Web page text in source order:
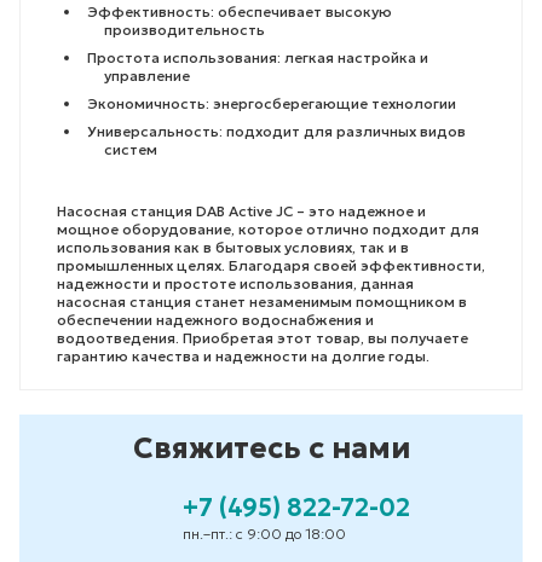
Эффективность: обеспечивает высокую
производительность
Простота использования: легкая настройка и
управление
Экономичность: энергосберегающие технологии
Универсальность: подходит для различных видов
систем
Насосная станция DAB Active JC – это надежное и
мощное оборудование, которое отлично подходит для
использования как в бытовых условиях, так и в
промышленных целях. Благодаря своей эффективности,
надежности и простоте использования, данная
насосная станция станет незаменимым помощником в
обеспечении надежного водоснабжения и
водоотведения. Приобретая этот товар, вы получаете
гарантию качества и надежности на долгие годы.
Свяжитесь с нами
+7 (495) 822-72-02
пн.–пт.: с 9:00 до 18:00